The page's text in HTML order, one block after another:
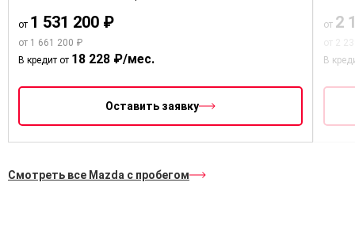
стабилизации
TPMS — Система мониторинга
давления в шинах
улучшения управляемости
автомобиля за счет
от 1 531 200 ₽
от 1 661 200 ₽
В кредит от 18 228 ₽/мес.
Оставить заявку
от 2
В
Смотреть все Mazda с пробегом